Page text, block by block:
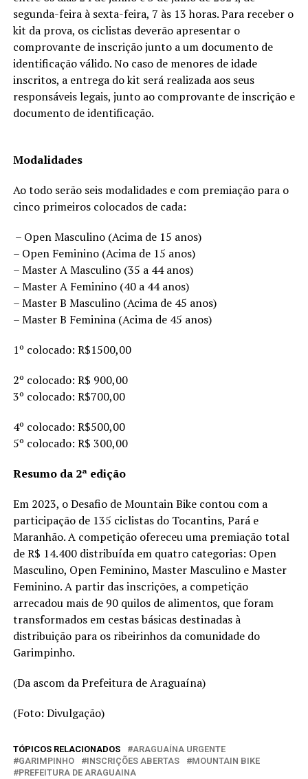
segunda-feira à sexta-feira, 7 às 13 horas. Para receber o
kit da prova, os ciclistas deverão apresentar o
comprovante de inscrição junto a um documento de
identificação válido. No caso de menores de idade
inscritos, a entrega do kit será realizada aos seus
responsáveis legais, junto ao comprovante de inscrição e
documento de identificação.
Modalidades
Ao todo serão seis modalidades e com premiação para o
cinco primeiros colocados de cada:
– Open Masculino (Acima de 15 anos)
– Open Feminino (Acima de 15 anos)
– Master A Masculino (35 a 44 anos)
– Master A Feminino (40 a 44 anos)
– Master B Masculino (Acima de 45 anos)
– Master B Feminina (Acima de 45 anos)
1º colocado: R$1500,00
2º colocado: R$ 900,00
3º colocado: R$700,00
4º colocado: R$500,00
5º colocado: R$ 300,00
Resumo da 2ª edição
Em 2023, o Desafio de Mountain Bike contou com a
participação de 135 ciclistas do Tocantins, Pará e
Maranhão. A competição ofereceu uma premiação total
de R$ 14.400 distribuída em quatro categorias: Open
Masculino, Open Feminino, Master Masculino e Master
Feminino. A partir das inscrições, a competição
arrecadou mais de 90 quilos de alimentos, que foram
transformados em cestas básicas destinadas à
distribuição para os ribeirinhos da comunidade do
Garimpinho.
(Da ascom da Prefeitura de Araguaína)
(Foto: Divulgação)
TÓPICOS RELACIONADOS
ARAGUAÍNA URGENTE
GARIMPINHO
INSCRIÇÕES ABERTAS
MOUNTAIN BIKE
PREFEITURA DE ARAGUAINA